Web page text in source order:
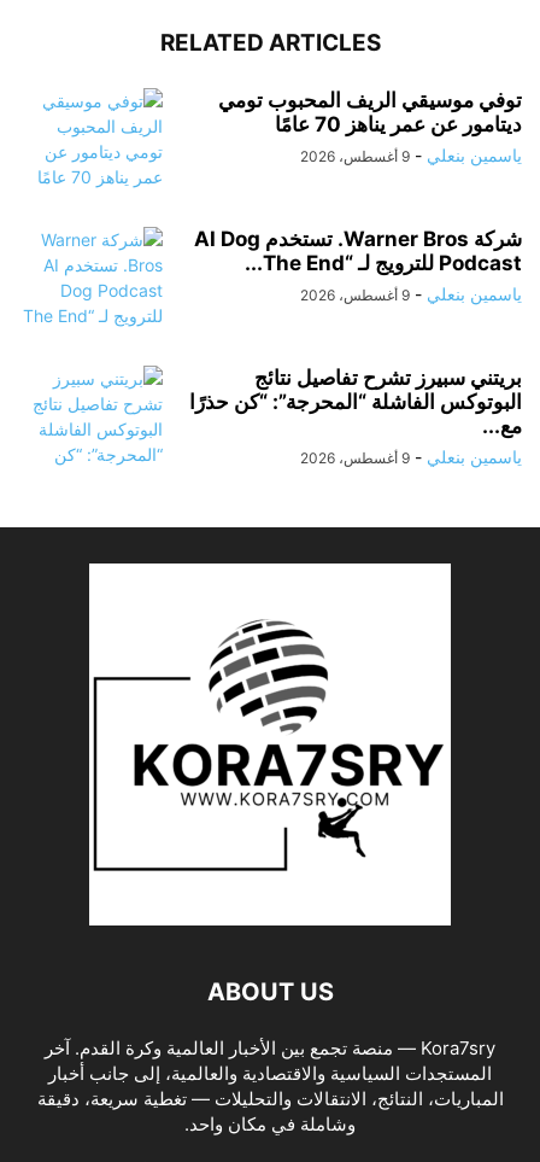
RELATED ARTICLES
توفي موسيقي الريف المحبوب تومي
ديتامور عن عمر يناهز 70 عامًا
ياسمين بنعلي - 9 أغسطس، 2026
شركة Warner Bros. تستخدم AI Dog
Podcast للترويج لـ “The End...
ياسمين بنعلي - 9 أغسطس، 2026
بريتني سبيرز تشرح تفاصيل نتائج
البوتوكس الفاشلة “المحرجة”: “كن حذرًا
مع...
ياسمين بنعلي - 9 أغسطس، 2026
ABOUT US
Kora7sry — منصة تجمع بين الأخبار العالمية وكرة القدم. آخر
المستجدات السياسية والاقتصادية والعالمية، إلى جانب أخبار
المباريات، النتائج، الانتقالات والتحليلات — تغطية سريعة، دقيقة
وشاملة في مكان واحد.